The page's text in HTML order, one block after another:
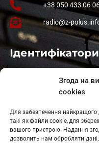
Згода на
cookies
Для забезпечення найкращого
такі як файли cookie, для
вашого пристрою. Надання
дозволить нам обробляти дані,
+38 050 433 06
radio@z-
: L11-01410
: L11-01801
Косів: L11-01805
Гарасимів: L11-02274